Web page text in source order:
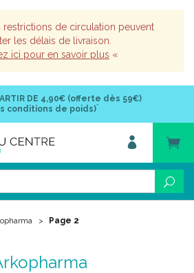
restrictions de circulation peuvent
les délais de livraison.
ici pour en savoir plus «
DE 4,90€ (offerte dès 59€)
conditions de poids)*
Page 2